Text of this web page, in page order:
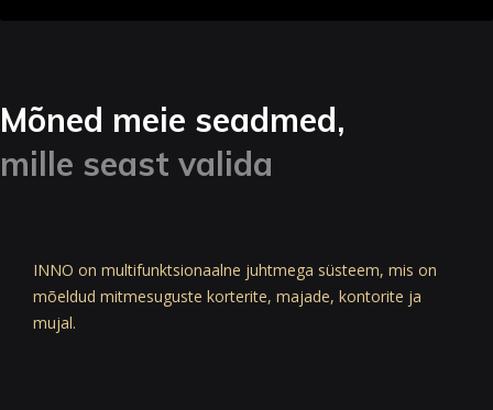
Mõned meie seadmed,
mille seast valida
INNO on multifunktsionaalne juhtmega süsteem, mis on
mõeldud mitmesuguste korterite, majade, kontorite ja
mujal.